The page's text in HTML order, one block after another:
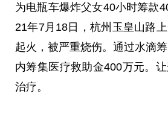
为电瓶车爆炸父女40小时筹款
21年7月18日，杭州玉皇山路
起火，被严重烧伤。通过水滴
内筹集医疗救助金400万元。
治疗。